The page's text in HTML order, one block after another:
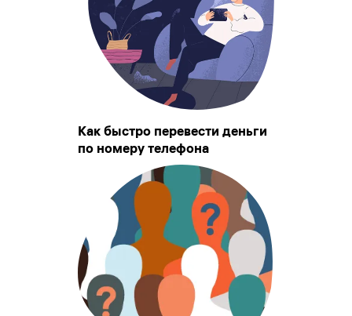
Как быстро перевести деньги
по номеру телефона